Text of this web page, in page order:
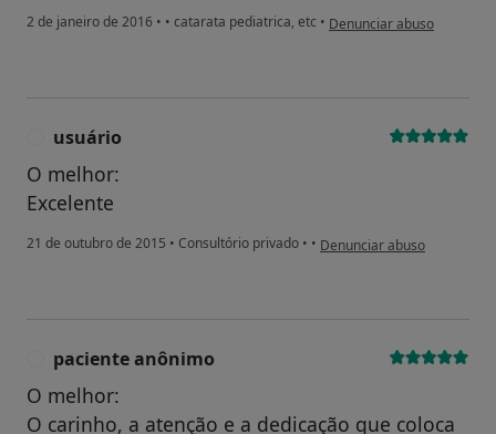
2 de janeiro de 2016 • • catarata pediatrica, etc • na opinião do utilizador
Denunciar abuso
usuário
O melhor:
Excelente
21 de outubro de 2015 • Consultório privado • • na opinião do utilizador
Denunciar abuso
paciente anônimo
O melhor:
O carinho, a atenção e a dedicação que coloca